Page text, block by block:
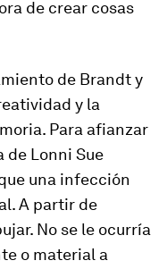
de crear cosas
de Brandt y
y la
Para afianzar
de Lonni Sue
una infección
A partir de
No se le ocurría
o material a